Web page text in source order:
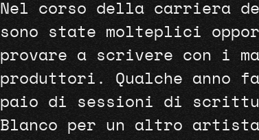
Nel corso della carriera
sono state molteplici
provare a scrivere con i
produttori. Qualche anno
paio di sessioni di
Blanco per un altro